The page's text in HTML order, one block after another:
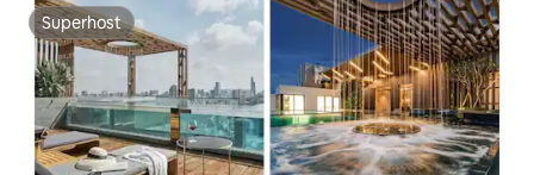
Superhost
Superhost